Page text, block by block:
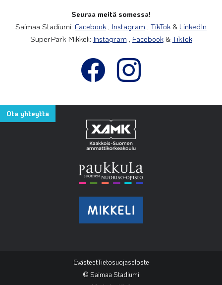
Seuraa meitä somessa!
Saimaa Stadiumi: Facebook , Instagram , TikTok & LinkedIn
SuperPark Mikkeli: Instagram , Facebook& TikTok
Ota yhteyttä
EvästeetTietosuojaseloste
© Saimaa Stadiumi